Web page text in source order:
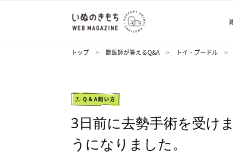
トップ 獣医師が答えるQ&A トイ・プードル
Q＆A飼い方
3日前に去勢手術を受け
うになりました。